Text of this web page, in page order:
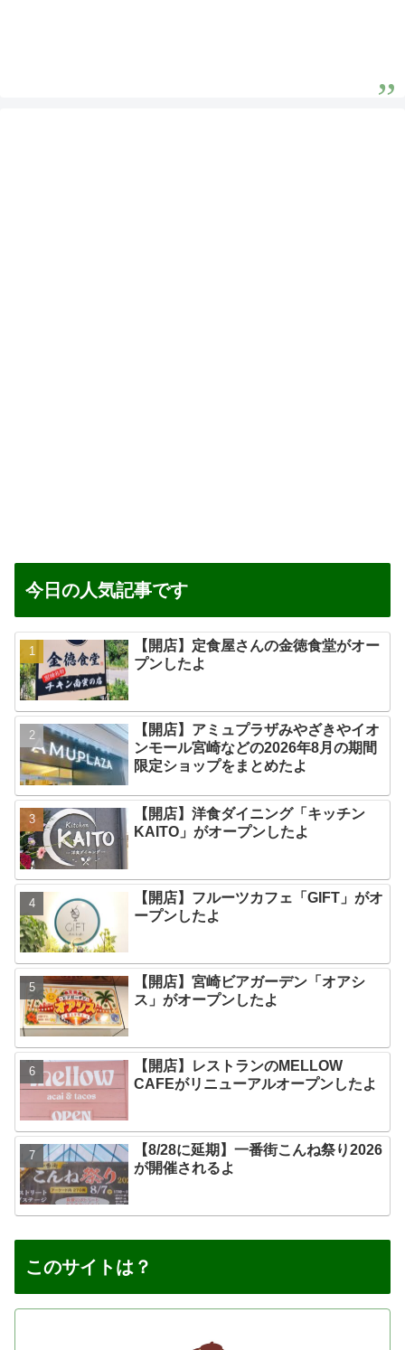
今日の人気記事です
【開店】定食屋さんの金徳食堂がオー
プンしたよ
【開店】アミュプラザみやざきやイオ
ンモール宮崎などの2026年8月の期間
限定ショップをまとめたよ
【開店】洋食ダイニング「キッチン
KAITO」がオープンしたよ
【開店】フルーツカフェ「GIFT」がオ
ープンしたよ
【開店】宮崎ビアガーデン「オアシ
ス」がオープンしたよ
【開店】レストランのMELLOW
CAFEがリニューアルオープンしたよ
【8/28に延期】一番街こんね祭り2026
が開催されるよ
このサイトは？